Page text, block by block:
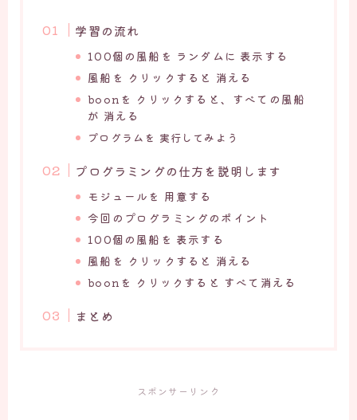
学習の流れ
100個の風船を ランダムに 表示する
風船を クリックすると 消える
boonを クリックすると、すべての風船
が 消える
プログラムを 実行してみよう
プログラミングの仕方を説明します
モジュールを 用意する
今回のプログラミングのポイント
100個の風船を 表示する
風船を クリックすると 消える
boonを クリックすると すべて消える
まとめ
スポンサーリンク